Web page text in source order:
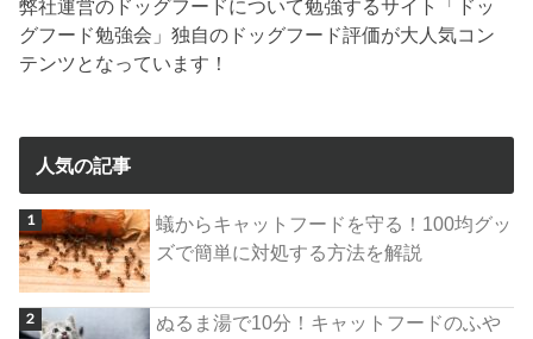
弊社運営のドッグフードについて勉強するサイト「ドッ
グフード勉強会」独自のドッグフード評価が大人気コン
テンツとなっています！
人気の記事
蟻からキャットフードを守る！100均グッ
ズで簡単に対処する方法を解説
ぬるま湯で10分！キャットフードのふや